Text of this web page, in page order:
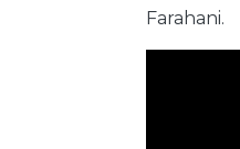
Farahani.